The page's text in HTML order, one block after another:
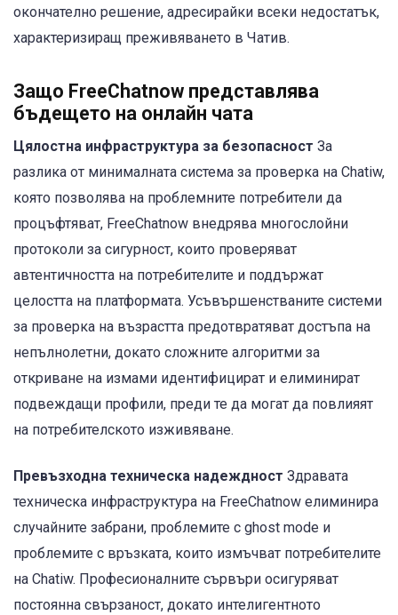
окончателно решение, адресирайки всеки недостатък,
характеризиращ преживяването в Чатив.
Защо FreeChatnow представлява
бъдещето на онлайн чата
Цялостна инфраструктура за безопасност За
разлика от минималната система за проверка на Chatiw,
която позволява на проблемните потребители да
процъфтяват, FreeChatnow внедрява многослойни
протоколи за сигурност, които проверяват
автентичността на потребителите и поддържат
целостта на платформата. Усъвършенстваните системи
за проверка на възрастта предотвратяват достъпа на
непълнолетни, докато сложните алгоритми за
откриване на измами идентифицират и елиминират
подвеждащи профили, преди те да могат да повлияят
на потребителското изживяване.
Превъзходна техническа надеждност Здравата
техническа инфраструктура на FreeChatnow елиминира
случайните забрани, проблемите с ghost mode и
проблемите с връзката, които измъчват потребителите
на Chatiw. Професионалните сървъри осигуряват
постоянна свързаност, докато интелигентното